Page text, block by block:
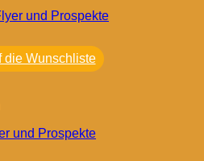
die Wunschliste
und Prospekte